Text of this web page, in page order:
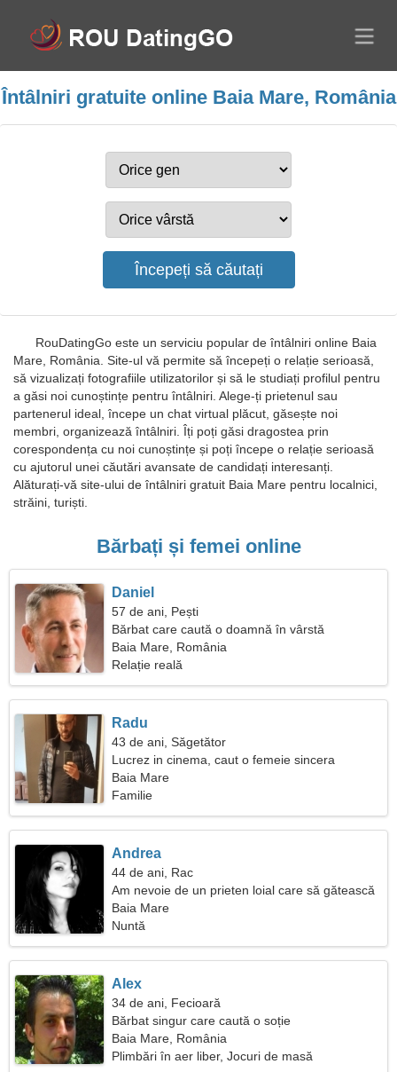
Întâlniri gratuite online Baia Mare, România
RouDatingGo este un serviciu popular de întâlniri online Baia
Mare, România. Site-ul vă permite să începeți o relație serioasă,
să vizualizați fotografiile utilizatorilor și să le studiați profilul pentru
a găsi noi cunoștințe pentru întâlniri. Alege-ți prietenul sau
partenerul ideal, începe un chat virtual plăcut, găsește noi
membri, organizează întâlniri. Îți poți găsi dragostea prin
corespondența cu noi cunoștințe și poți începe o relație serioasă
cu ajutorul unei căutări avansate de candidați interesanți.
Alăturați-vă site-ului de întâlniri gratuit Baia Mare pentru localnici,
străini, turiști.
Bărbați și femei online
Daniel
57 de ani, Pești
Bărbat care caută o doamnă în vârstă
Baia Mare, România
Relație reală
Radu
43 de ani, Săgetător
Lucrez in cinema, caut o femeie sincera
Baia Mare
Familie
Andrea
44 de ani, Rac
Am nevoie de un prieten loial care să gătească
împreună
Baia Mare
Nuntă
Alex
34 de ani, Fecioară
Bărbat singur care caută o soție
Baia Mare, România
Plimbări în aer liber, Jocuri de masă